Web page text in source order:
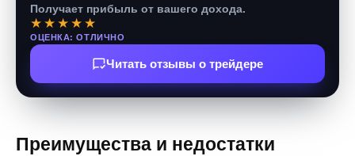
Получает прибыль от вашего дохода.
★★★★★
ОЦЕНКА: ОТЛИЧНО
Читать отзывы о трейдере
Преимущества и недостатки